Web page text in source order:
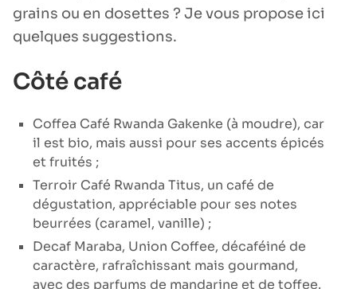
grains ou en dosettes ? Je vous propose ici
quelques suggestions.
Côté café
Coffea Café Rwanda Gakenke (à moudre), car
il est bio, mais aussi pour ses accents épicés
et fruités ;
Terroir Café Rwanda Titus, un café de
dégustation, appréciable pour ses notes
beurrées (caramel, vanille) ;
Decaf Maraba, Union Coffee, décaféiné de
caractère, rafraîchissant mais gourmand,
avec des parfums de mandarine et de toffee.